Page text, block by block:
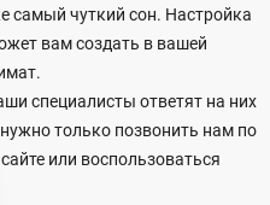
самый чуткий сон. Настройка
вам создать в вашей
специалисты ответят на них
только позвонить нам по
или воспользоваться